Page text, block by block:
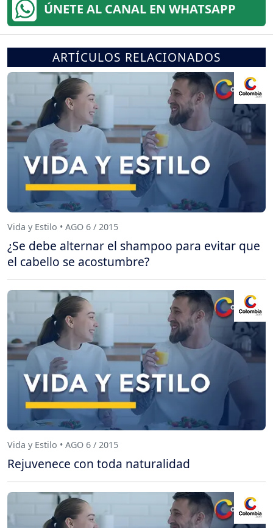
ÚNETE AL CANAL EN WHATSAPP
ARTÍCULOS RELACIONADOS
Vida y Estilo • AGO 6 / 2015
¿Se debe alternar el shampoo para evitar que
el cabello se acostumbre?
Vida y Estilo • AGO 6 / 2015
Rejuvenece con toda naturalidad